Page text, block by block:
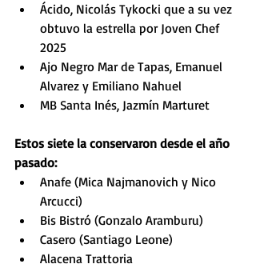
Ácido, Nicolás Tykocki que a su vez
obtuvo la estrella por Joven Chef
2025
Ajo Negro Mar de Tapas, Emanuel
Alvarez y Emiliano Nahuel
MB Santa Inés, Jazmín Marturet
Estos siete la conservaron desde el año
pasado:
Anafe (Mica Najmanovich y Nico
Arcucci)
Bis Bistró (Gonzalo Aramburu)
Casero (Santiago Leone)
Alacena Trattoria